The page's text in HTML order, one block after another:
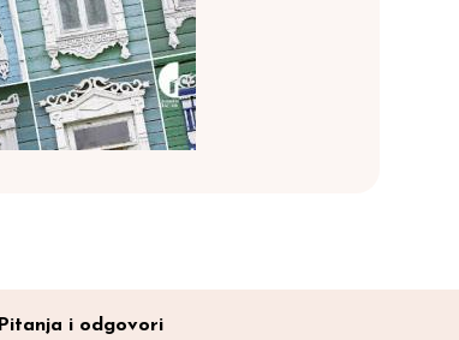
Pitanja i odgovori